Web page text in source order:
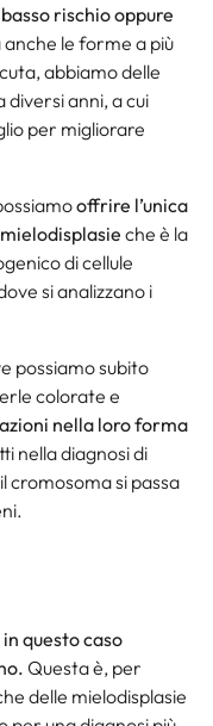
rischio oppure
le forme a più
abbiamo delle
anni, a cui
per migliorare
offrire l’unica
che è la
di cellule
si analizzano i
possiamo subito
colorate e
nella loro forma
nella diagnosi di
cromosoma si passa
questo caso
Questa è, per
delle mielodisplasie